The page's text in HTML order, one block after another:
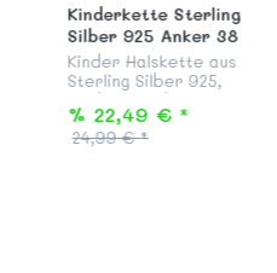
Kinderkette Sterling
Silber 925 Anker 38
cm
Kinder Halskette aus
Sterling Silber 925,
Modell "Rundanker", 38
cm lang, mit stabilem
Federringverschluss,
% 22,49 € *
24,99 € *